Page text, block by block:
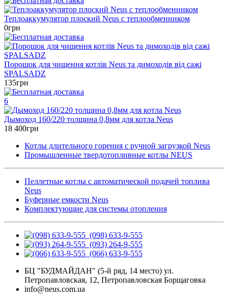
Теплоаккумулятор плоский Neus с теплообменником
0грн
Порошок для чищення котлів Neus та димоходів від сажі
SPALSADZ
135грн
6
Дымоход 160/220 толщина 0,8мм для котла Neus
18 400грн
Котлы длительного горения с ручной загрузкой Neus
Промышленные твердотопливные котлы NEUS
Пеллетные котлы с автоматической подачей топлива
Neus
Буферные емкости Neus
Комплектующие для системы отопления
(098) 633-9-555
(093) 264-9-555
(066) 633-9-555
БЦ "БУДМАЙДАН" (5-й ряд, 14 место) ул.
Петропавловская, 12, Петропавловская Борщаговка
info@neus.com.ua